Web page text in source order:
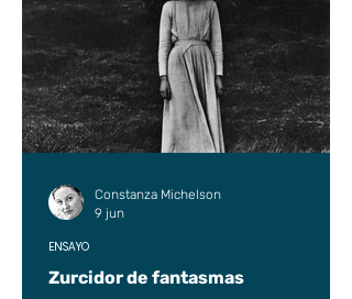
Zurcidor de fantasmas
ENSAYO
Constanza Michelson
9 jun